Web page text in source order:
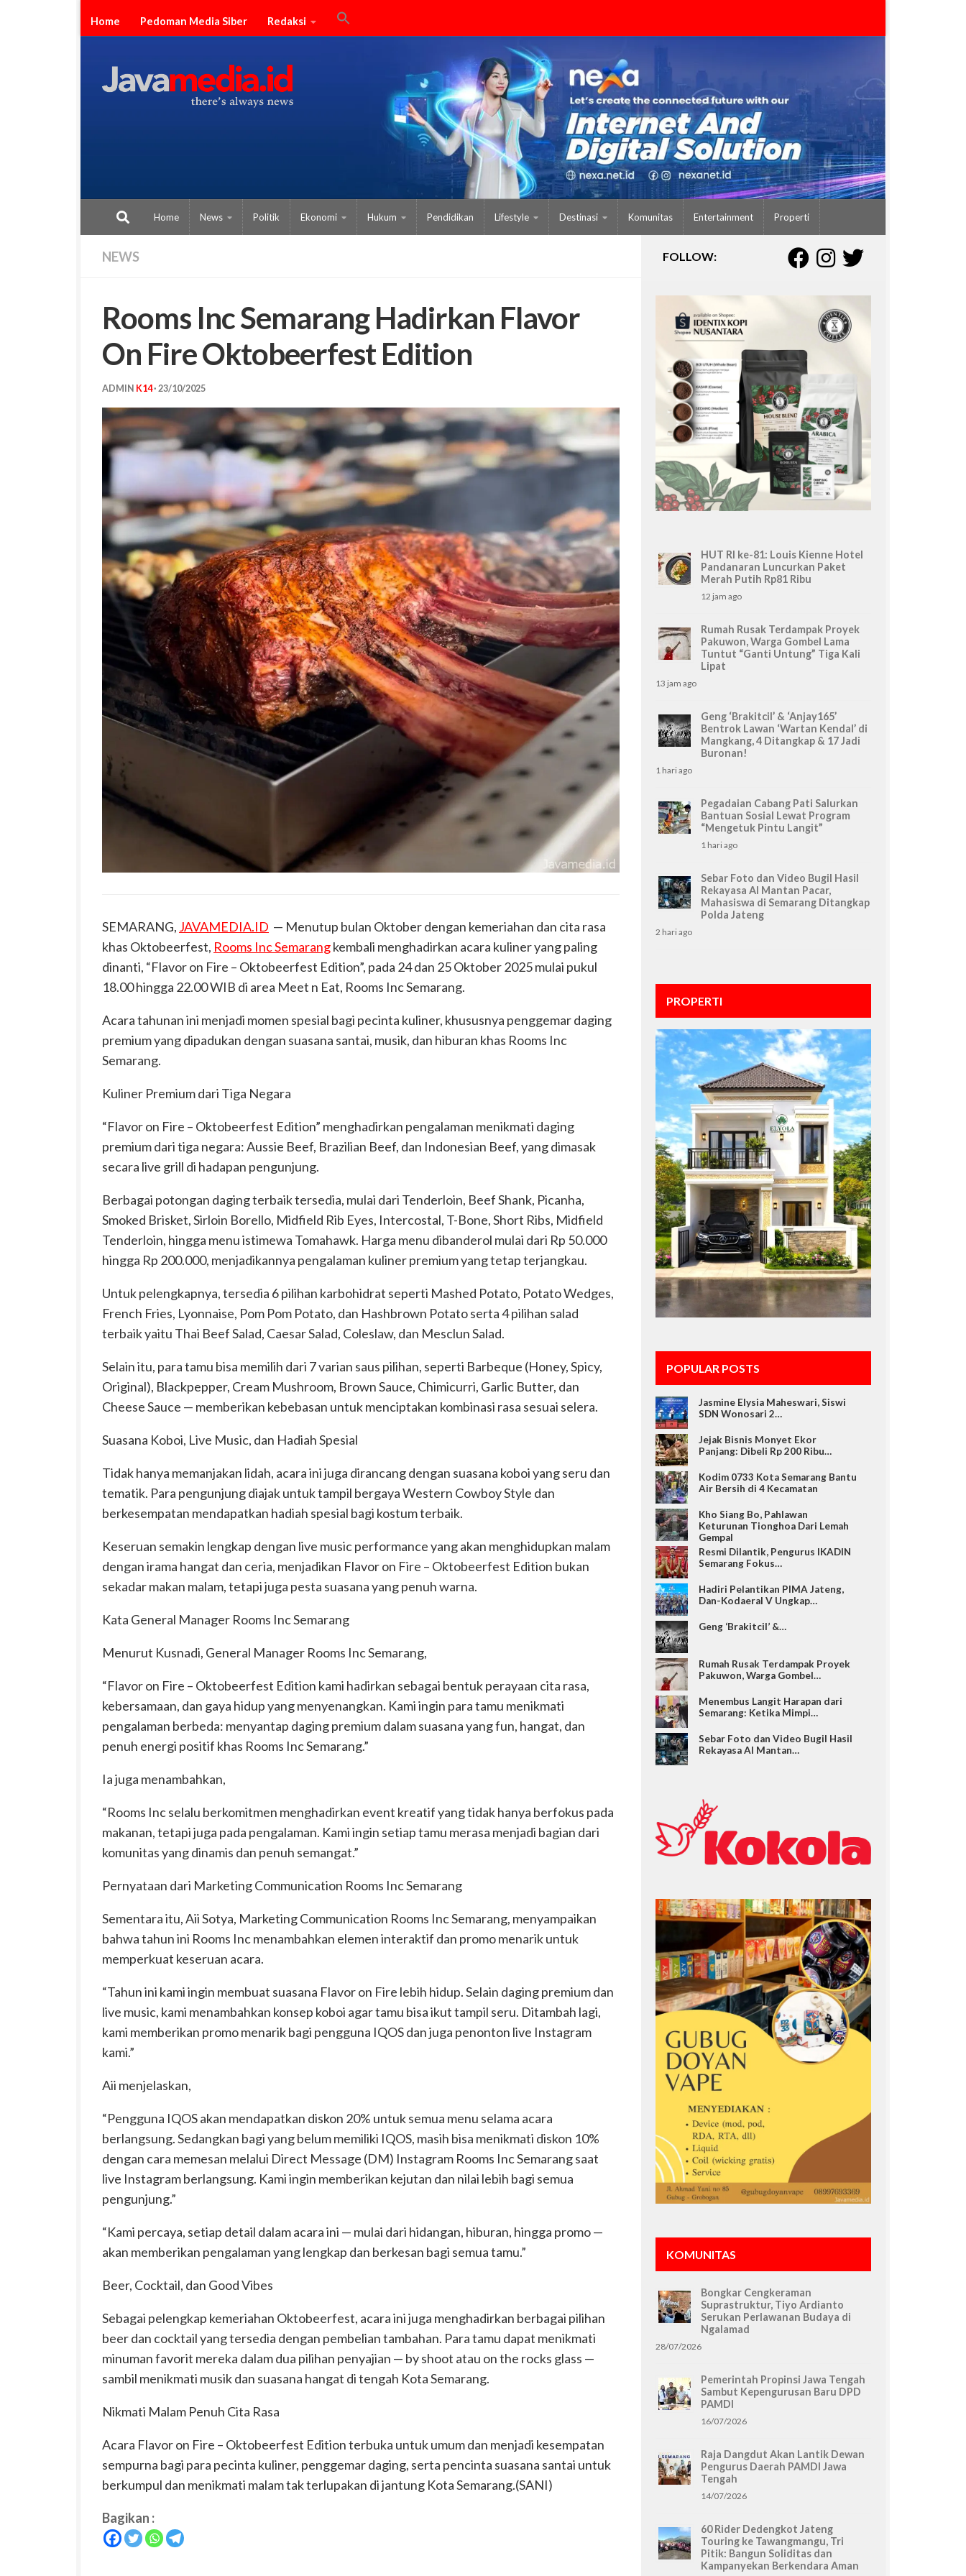
Skip to content
Home Pedoman Media Siber Redaksi
Home News Politik Ekonomi Hukum Pendidikan Lifestyle Destinasi Komunitas Entertainment Properti
NEWS
Rooms Inc Semarang Hadirkan Flavor
On Fire Oktobeerfest Edition
ADMIN K14· 23/10/2025
SEMARANG, JAVAMEDIA.ID — Menutup bulan Oktober dengan kemeriahan dan cita rasa
khas Oktobeerfest, Rooms Inc Semarangkembali menghadirkan acara kuliner yang paling
dinanti, “Flavor on Fire – Oktobeerfest Edition”, pada 24 dan 25 Oktober 2025 mulai pukul
18.00 hingga 22.00 WIB di area Meet n Eat, Rooms Inc Semarang.
Acara tahunan ini menjadi momen spesial bagi pecinta kuliner, khususnya penggemar daging
premium yang dipadukan dengan suasana santai, musik, dan hiburan khas Rooms Inc
Semarang.
Kuliner Premium dari Tiga Negara
“Flavor on Fire – Oktobeerfest Edition” menghadirkan pengalaman menikmati daging
premium dari tiga negara: Aussie Beef, Brazilian Beef, dan Indonesian Beef, yang dimasak
secara live grill di hadapan pengunjung.
Berbagai potongan daging terbaik tersedia, mulai dari Tenderloin, Beef Shank, Picanha,
Smoked Brisket, Sirloin Borello, Midfield Rib Eyes, Intercostal, T-Bone, Short Ribs, Midfield
Tenderloin, hingga menu istimewa Tomahawk. Harga menu dibanderol mulai dari Rp 50.000
hingga Rp 200.000, menjadikannya pengalaman kuliner premium yang tetap terjangkau.
Untuk pelengkapnya, tersedia 6 pilihan karbohidrat seperti Mashed Potato, Potato Wedges,
French Fries, Lyonnaise, Pom Pom Potato, dan Hashbrown Potato serta 4 pilihan salad
terbaik yaitu Thai Beef Salad, Caesar Salad, Coleslaw, dan Mesclun Salad.
Selain itu, para tamu bisa memilih dari 7 varian saus pilihan, seperti Barbeque (Honey, Spicy,
Original), Blackpepper, Cream Mushroom, Brown Sauce, Chimicurri, Garlic Butter, dan
Cheese Sauce — memberikan kebebasan untuk menciptakan kombinasi rasa sesuai selera.
Suasana Koboi, Live Music, dan Hadiah Spesial
Tidak hanya memanjakan lidah, acara ini juga dirancang dengan suasana koboi yang seru dan
tematik. Para pengunjung diajak untuk tampil bergaya Western Cowboy Style dan
berkesempatan mendapatkan hadiah spesial bagi kostum terbaik.
Keseruan semakin lengkap dengan live music performance yang akan menghidupkan malam
dengan irama hangat dan ceria, menjadikan Flavor on Fire – Oktobeerfest Edition bukan
sekadar makan malam, tetapi juga pesta suasana yang penuh warna.
Kata General Manager Rooms Inc Semarang
Menurut Kusnadi, General Manager Rooms Inc Semarang,
“Flavor on Fire – Oktobeerfest Edition kami hadirkan sebagai bentuk perayaan cita rasa,
kebersamaan, dan gaya hidup yang menyenangkan. Kami ingin para tamu menikmati
pengalaman berbeda: menyantap daging premium dalam suasana yang fun, hangat, dan
penuh energi positif khas Rooms Inc Semarang.”
Ia juga menambahkan,
“Rooms Inc selalu berkomitmen menghadirkan event kreatif yang tidak hanya berfokus pada
makanan, tetapi juga pada pengalaman. Kami ingin setiap tamu merasa menjadi bagian dari
komunitas yang dinamis dan penuh semangat.”
Pernyataan dari Marketing Communication Rooms Inc Semarang
Sementara itu, Aii Sotya, Marketing Communication Rooms Inc Semarang, menyampaikan
bahwa tahun ini Rooms Inc menambahkan elemen interaktif dan promo menarik untuk
memperkuat keseruan acara.
“Tahun ini kami ingin membuat suasana Flavor on Fire lebih hidup. Selain daging premium dan
live music, kami menambahkan konsep koboi agar tamu bisa ikut tampil seru. Ditambah lagi,
kami memberikan promo menarik bagi pengguna IQOS dan juga penonton live Instagram
kami.”
Aii menjelaskan,
“Pengguna IQOS akan mendapatkan diskon 20% untuk semua menu selama acara
berlangsung. Sedangkan bagi yang belum memiliki IQOS, masih bisa menikmati diskon 10%
dengan cara memesan melalui Direct Message (DM) Instagram Rooms Inc Semarang saat
live Instagram berlangsung. Kami ingin memberikan kejutan dan nilai lebih bagi semua
pengunjung.”
“Kami percaya, setiap detail dalam acara ini — mulai dari hidangan, hiburan, hingga promo —
akan memberikan pengalaman yang lengkap dan berkesan bagi semua tamu.”
Beer, Cocktail, dan Good Vibes
Sebagai pelengkap kemeriahan Oktobeerfest, acara ini juga menghadirkan berbagai pilihan
beer dan cocktail yang tersedia dengan pembelian tambahan. Para tamu dapat menikmati
minuman favorit mereka dalam dua pilihan penyajian — by shoot atau on the rocks glass —
sambil menikmati musik dan suasana hangat di tengah Kota Semarang.
Nikmati Malam Penuh Cita Rasa
Acara Flavor on Fire – Oktobeerfest Edition terbuka untuk umum dan menjadi kesempatan
sempurna bagi para pecinta kuliner, penggemar daging, serta pencinta suasana santai untuk
berkumpul dan menikmati malam tak terlupakan di jantung Kota Semarang.(SANI)
Bagikan :
FOLLOW:
HUT RI ke-81: Louis Kienne Hotel
Pandanaran Luncurkan Paket
Merah Putih Rp81 Ribu
12 jam ago
Rumah Rusak Terdampak Proyek
Pakuwon, Warga Gombel Lama
Tuntut “Ganti Untung” Tiga Kali
Lipat
13 jam ago
Geng ‘Brakitcil’ & ‘Anjay165’
Bentrok Lawan ‘Wartan Kendal’ di
Mangkang, 4 Ditangkap & 17 Jadi
Buronan!
1 hari ago
Pegadaian Cabang Pati Salurkan
Bantuan Sosial Lewat Program
“Mengetuk Pintu Langit”
1 hari ago
Sebar Foto dan Video Bugil Hasil
Rekayasa AI Mantan Pacar,
Mahasiswa di Semarang Ditangkap
Polda Jateng
2 hari ago
PROPERTI
POPULAR POSTS
Jasmine Elysia Maheswari, Siswi
SDN Wonosari 2…
Jejak Bisnis Monyet Ekor
Panjang: Dibeli Rp 200 Ribu…
Kodim 0733 Kota Semarang Bantu
Air Bersih di 4 Kecamatan
Kho Siang Bo, Pahlawan
Keturunan Tionghoa Dari Lemah
Gempal
Resmi Dilantik, Pengurus IKADIN
Semarang Fokus…
Hadiri Pelantikan PIMA Jateng,
Dan-Kodaeral V Ungkap…
Geng ‘Brakitcil’ &…
Rumah Rusak Terdampak Proyek
Pakuwon, Warga Gombel…
Menembus Langit Harapan dari
Semarang: Ketika Mimpi…
Sebar Foto dan Video Bugil Hasil
Rekayasa AI Mantan…
KOMUNITAS
Bongkar Cengkeraman
Suprastruktur, Tiyo Ardianto
Serukan Perlawanan Budaya di
Ngalamad
28/07/2026
Pemerintah Propinsi Jawa Tengah
Sambut Kepengurusan Baru DPD
PAMDI
16/07/2026
Raja Dangdut Akan Lantik Dewan
Pengurus Daerah PAMDI Jawa
Tengah
14/07/2026
60 Rider Dedengkot Jateng
Touring ke Tawangmangu, Tri
Pitik: Bangun Soliditas dan
Kampanyekan Berkendara Aman